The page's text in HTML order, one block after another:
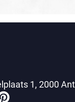
1, 2000